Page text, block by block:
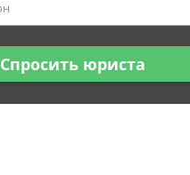
Спросить юриста